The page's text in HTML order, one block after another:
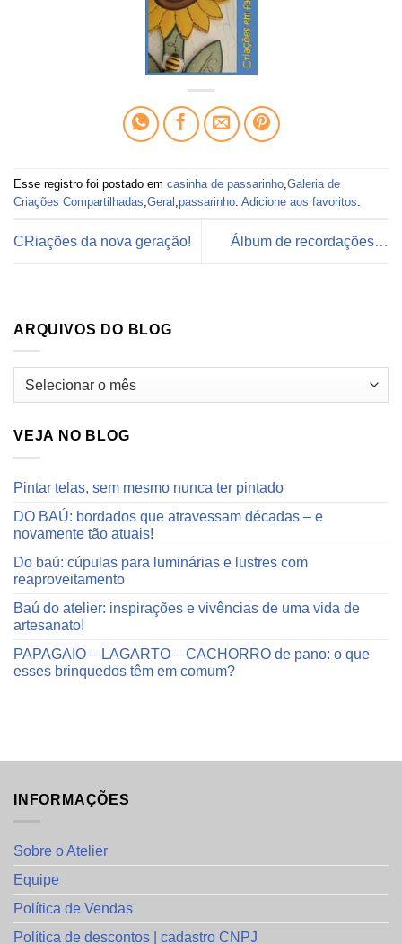
Esse registro foi postado em casinha de passarinho Galeria de
Criações Compartilhadas Geral passarinho Adicione aos favoritos
CRiações da nova geração! Álbum de recordações…
ARQUIVOS DO BLOG
VEJA NO BLOG
Pintar telas, sem mesmo nunca ter pintado
DO BAÚ: bordados que atravessam décadas – e
novamente tão atuais!
Do baú: cúpulas para luminárias e lustres com
reaproveitamento
Baú do atelier: inspirações e vivências de uma vida de
artesanato!
PAPAGAIO – LAGARTO – CACHORRO de pano: o que
esses brinquedos têm em comum?
INFORMAÇÕES
Sobre o Atelier
Equipe
Política de Vendas
Política de descontos | cadastro CNPJ